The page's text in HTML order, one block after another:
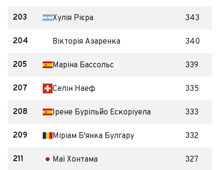
203 Хулія Рієра 343
204 Вікторія Азаренка 340
205 Маріна Бассольс 339
207 Селін Наеф 335
208 Ірене Бурільйо Ескоріуела 333
209 Міріам Б'янка Булгару 332
211 Маї Хонтама 327